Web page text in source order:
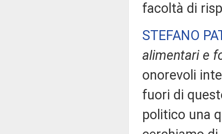
facoltà di
STEFANO
alimentari e
onorevoli
fuori di
politico una